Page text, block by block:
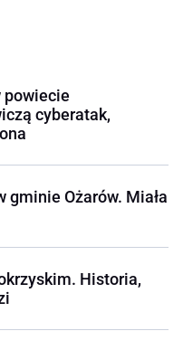
powiecie
cyberatak,
Ożarów. Miała
Historia,